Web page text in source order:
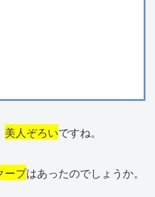
美人ぞろいですね。
ープはあったのでしょうか。